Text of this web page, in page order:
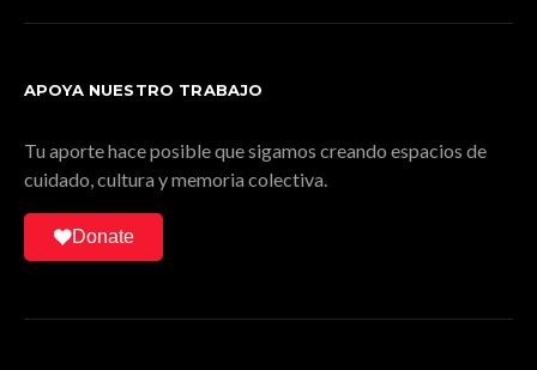
APOYA NUESTRO TRABAJO
Tu aporte hace posible que sigamos creando espacios de
cuidado, cultura y memoria colectiva.
Donate